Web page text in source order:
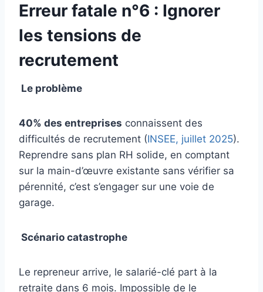
Erreur fatale n°6 : Ignorer
les tensions de
recrutement
Le problème
40% des entreprises connaissent des
difficultés de recrutement (INSEE, juillet 2025).
Reprendre sans plan RH solide, en comptant
sur la main-d’œuvre existante sans vérifier sa
pérennité, c’est s’engager sur une voie de
garage.
Scénario catastrophe
Le repreneur arrive, le salarié-clé part à la
retraite dans 6 mois. Impossible de le